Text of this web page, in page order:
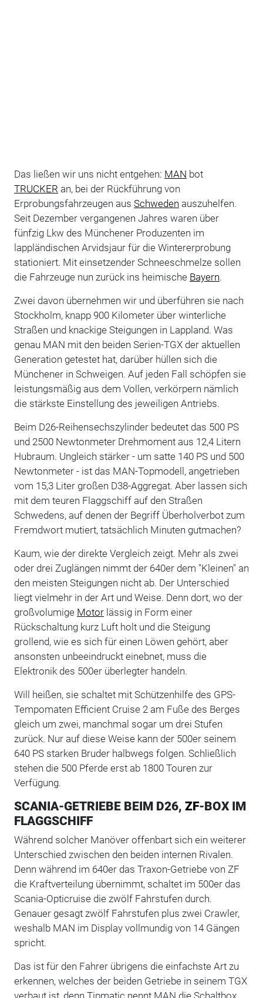
Das ließen wir uns nicht entgehen: MAN bot
TRUCKER an, bei der Rückführung von
Erprobungsfahrzeugen aus Schweden auszuhelfen.
Seit Dezember vergangenen Jahres waren über
fünfzig Lkw des Münchener Produzenten im
lappländischen Arvidsjaur für die Wintererprobung
stationiert. Mit einsetzender Schneeschmelze sollen
die Fahrzeuge nun zurück ins heimische Bayern.
Zwei davon übernehmen wir und überführen sie nach
Stockholm, knapp 900 Kilometer über winterliche
Straßen und knackige Steigungen in Lappland. Was
genau MAN mit den beiden Serien-TGX der aktuellen
Generation getestet hat, darüber hüllen sich die
Münchener in Schweigen. Auf jeden Fall schöpfen sie
leistungsmäßig aus dem Vollen, verkörpern nämlich
die stärkste Einstellung des jeweiligen Antriebs.
Beim D26-Reihensechszylinder bedeutet das 500 PS
und 2500 Newtonmeter Drehmoment aus 12,4 Litern
Hubraum. Ungleich stärker - um satte 140 PS und 500
Newtonmeter - ist das MAN-Topmodell, angetrieben
vom 15,3 Liter großen D38-Aggregat. Aber lassen sich
mit dem teuren Flaggschiff auf den Straßen
Schwedens, auf denen der Begriff Überholverbot zum
Fremdwort mutiert, tatsächlich Minuten gutmachen?
Kaum, wie der direkte Vergleich zeigt. Mehr als zwei
oder drei Zuglängen nimmt der 640er dem "Kleinen" an
den meisten Steigungen nicht ab. Der Unterschied
liegt vielmehr in der Art und Weise. Denn dort, wo der
großvolumige Motorlässig in Form einer
Rückschaltung kurz Luft holt und die Steigung
grollend, wie es sich für einen Löwen gehört, aber
ansonsten unbeeindruckt einebnet, muss die
Elektronik des 500er überlegter handeln.
Will heißen, sie schaltet mit Schützenhilfe des GPS-
Tempomaten Efficient Cruise 2 am Fuße des Berges
gleich um zwei, manchmal sogar um drei Stufen
zurück. Nur auf diese Weise kann der 500er seinem
640 PS starken Bruder halbwegs folgen. Schließlich
stehen die 500 Pferde erst ab 1800 Touren zur
Verfügung.
SCANIA-GETRIEBE BEIM D26, ZF-BOX IM
FLAGGSCHIFF
Während solcher Manöver offenbart sich ein weiterer
Unterschied zwischen den beiden internen Rivalen.
Denn während im 640er das Traxon-Getriebe von ZF
die Kraftverteilung übernimmt, schaltet im 500er das
Scania-Opticruise die zwölf Fahrstufen durch.
Genauer gesagt zwölf Fahrstufen plus zwei Crawler,
weshalb MAN im Display vollmundig von 14 Gängen
spricht.
Das ist für den Fahrer übrigens die einfachste Art zu
erkennen, welches der beiden Getriebe in seinem TGX